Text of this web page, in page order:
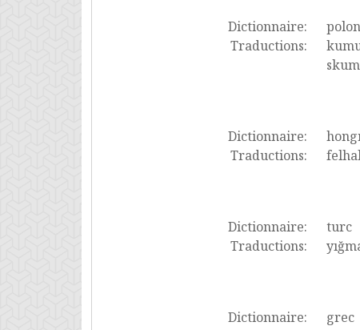
Dictionnaire:
Traductions:
Dictionnaire:
Traductions:
Dictionnaire:
turc
Traductions:
Dictionnaire:
grec